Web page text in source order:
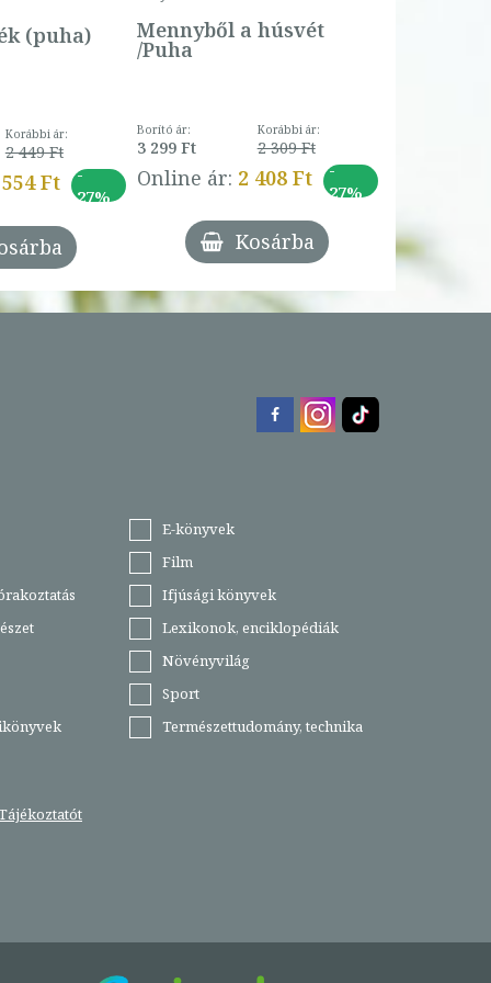
(puha)
Korábbi ár:
2 449 Ft
Ft
-
27%
Mennyből a húsvét
/Puha
Borító ár:
3 299 Ft
Korábbi ár:
2 309 Ft
Online ár: 2 408 Ft
-
27%
Kosárba
E-könyvek
Film
Ifjúsági könyvek
Lexikonok, enciklopédiák
Növényvilág
Sport
Természettudomány, technika